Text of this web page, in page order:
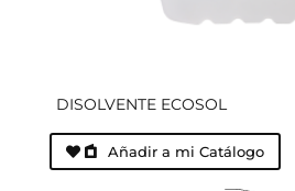
DISOLVENTE ECOSOL
Añadir a mi Catálogo